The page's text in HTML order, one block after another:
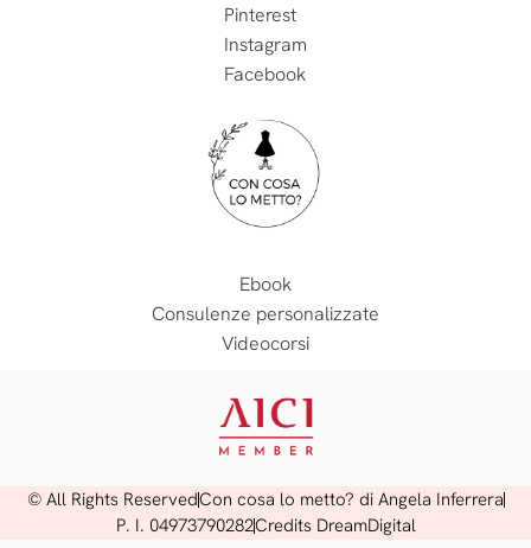
Ebook
Consulenze personalizzate
Videocorsi
Pinterest
Instagram
Facebook
© All Rights ReservedCon cosa lo metto? di Angela Inferrera
P. I. 04973790282Credits DreamDigital